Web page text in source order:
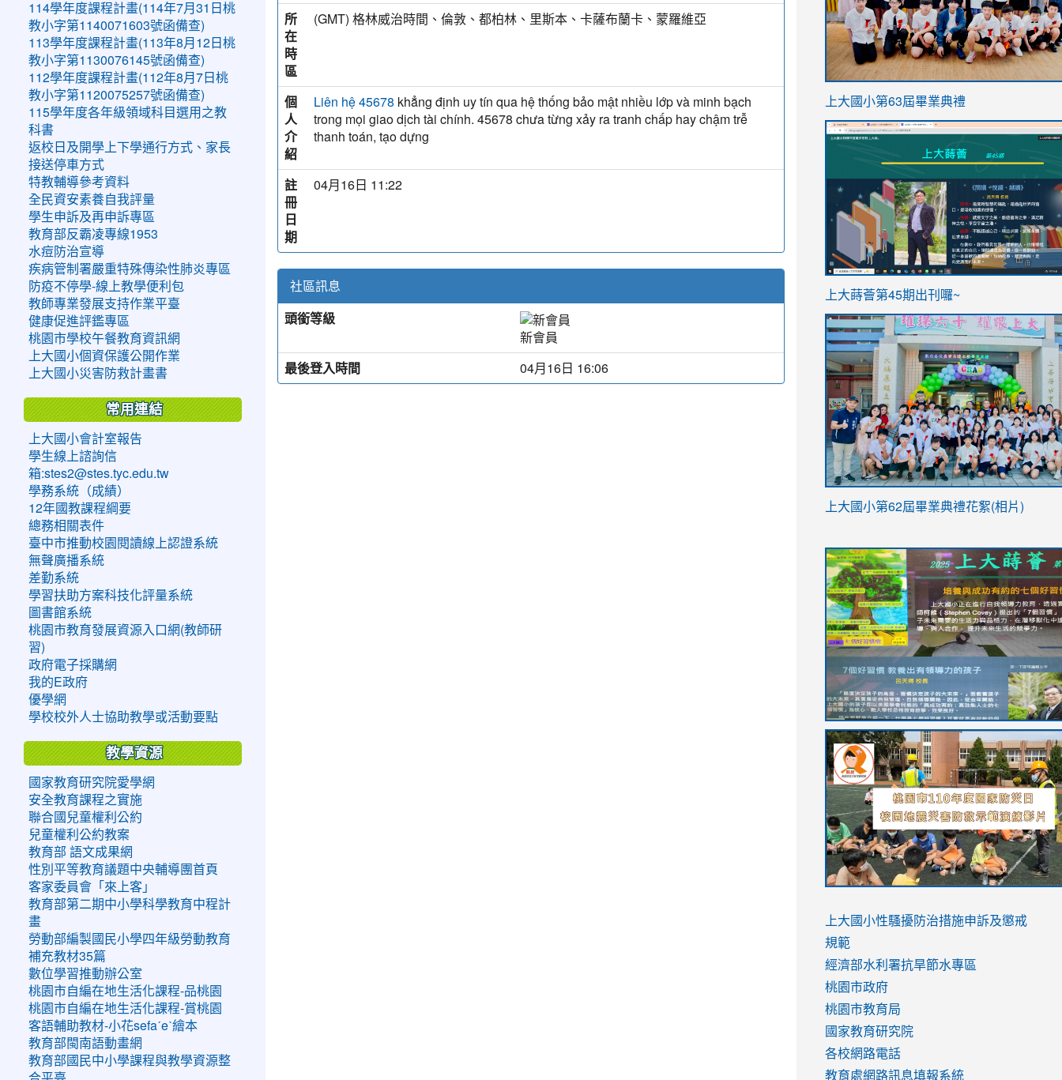
所
在
時
區
(GMT) 格林威治時間、倫敦、都柏林、里斯本、卡薩布蘭卡、蒙羅維亞
個
人
介
紹
Liên hệ 45678 khẳng định uy tín qua hệ thống bảo mật nhiều lớp và minh bạch
trong mọi giao dịch tài chính. 45678 chưa từng xảy ra tranh chấp hay chậm trễ
thanh toán, tạo dựng
註
冊
日
期
04月16日 11:22
社區訊息
頭銜等級
新會員
最後登入時間
04月16日 16:06
114學年度課程計畫(114年7月31日桃
教小字第1140071603號函備查)
113學年度課程計畫(113年8月12日桃
教小字第1130076145號函備查)
112學年度課程計畫(112年8月7日桃
教小字第1120075257號函備查)
115學年度各年級領域科目選用之教
科書
返校日及開學上下學通行方式、家長
接送停車方式
特教輔導參考資料
全民資安素養自我評量
學生申訴及再申訴專區
教育部反霸凌專線1953
水痘防治宣導
疾病管制署嚴重特殊傳染性肺炎專區
防疫不停學-線上教學便利包
教師專業發展支持作業平臺
健康促進評鑑專區
桃園市學校午餐教育資訊網
上大國小個資保護公開作業
上大國小災害防救計畫書
常用連結
上大國小會計室報告
學生線上諮詢信
箱:stes2@stes.tyc.edu.tw
學務系統（成績）
12年國教課程綱要
總務相關表件
臺中市推動校園閱讀線上認證系統
無聲廣播系統
差勤系統
學習扶助方案科技化評量系統
圖書館系統
桃園市教育發展資源入口網(教師研
習)
政府電子採購網
我的E政府
優學網
學校校外人士協助教學或活動要點
教學資源
國家教育研究院愛學網
安全教育課程之實施
聯合國兒童權利公約
兒童權利公約教案
教育部 語文成果網
性別平等教育議題中央輔導團首頁
客家委員會「來上客」
教育部第二期中小學科學教育中程計
畫
勞動部編製國民小學四年級勞動教育
補充教材35篇
數位學習推動辦公室
桃園市自編在地生活化課程-品桃園
桃園市自編在地生活化課程-賞桃園
客語輔助教材-小花sefaˊeˋ繪本
教育部閩南語動畫網
教育部國民中小學課程與教學資源整
link
https://sites.google.com/stes.tyc.edu.tw/
上大國小第63屆畢業典禮
link
ink
https://sites.google.com/stes.tyc.edu.tw/
link
https://sites.google.com/stes.tyc.edu.tw/
上大蒔薈第45期出刊囉~
link
YfDQppRvyMk686kIw6SBbssEIZ6WnT/
usp=sharing
上大國小第62屆畢業典禮花絮(相片)
to
https://drive.google.com/file/d/1I-
YfDQppRvyMk686kIw6SBbssEIZ6WnT/
usp=sharing
to
https://sites.google.com/stes.tyc.edu.tw/
link
to
https://sites.google.com/stes.tyc.edu.tw/
link
to
https://drive.google.com/file/d/
usp=sharing
link
to
https://youtu.be/jJOMVWY3-
8M
link
to
https://drive.google.com/file/d/
usp=sharing
to
https://www.youtube.com/watch?
v=hC_gdZndU9s
to
https://www.youtube.com/watch?
v=hC_gdZndU9s
link
to
https://www.youtube.com/watch?
v=mfpNykQ0g4M
上大國小性騷擾防治措施申訴及懲戒
規範
經濟部水利署抗旱節水專區
桃園市政府
桃園市教育局
國家教育研究院
各校網路電話
教育處網路訊息填報系統